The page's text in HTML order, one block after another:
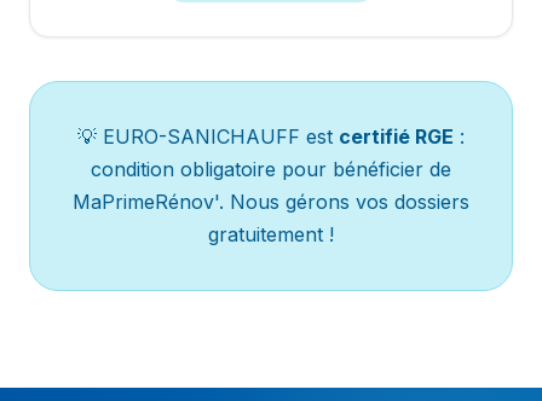
💡 EURO-SANICHAUFF est certifié RGE :
condition obligatoire pour bénéficier de
MaPrimeRénov'. Nous gérons vos dossiers
gratuitement !